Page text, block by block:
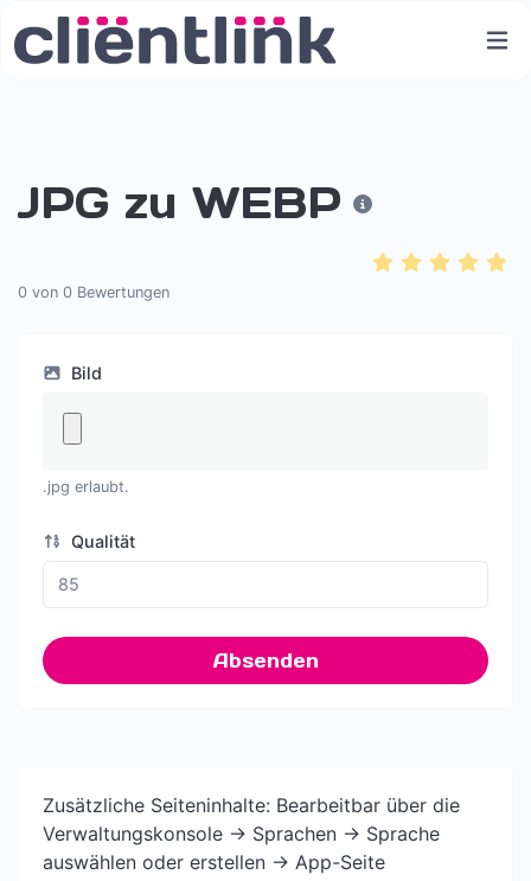
JPG zu WEBP
0 von 0 Bewertungen
Bild
.jpg erlaubt.
Qualität
Absenden
Zusätzliche Seiteninhalte: Bearbeitbar über die
Verwaltungskonsole -> Sprachen -> Sprache
auswählen oder erstellen -> App-Seite